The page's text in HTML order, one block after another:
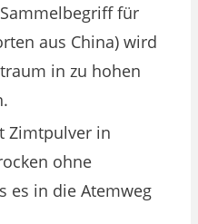
für
aus China) wird
in zu hohen
Zimtpulver in
ohne
es in die Atemweg